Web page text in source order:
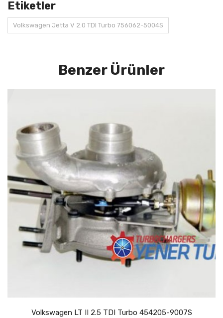
Etiketler
Volkswagen Jetta V 2.0 TDI Turbo 756062-5004S
Benzer Ürünler
Volkswagen LT II 2.5 TDI Turbo 454205-9007S